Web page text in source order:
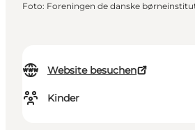
Website besuchen
Kinder
Foto: Foreningen de danske